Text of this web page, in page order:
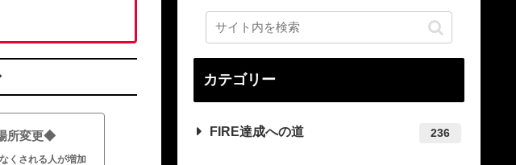
所変更◆
くされる人が増加
カテゴリー
FIRE達成への道 236